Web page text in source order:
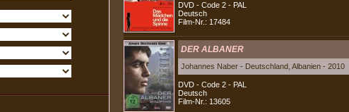
DVD - Code 2 - PAL
Deutsch
Film-Nr.: 17484
DER ALBANER
Johannes Naber - Deutschland, Albanien - 2010
DVD - Code 2 - PAL
Deutsch
Film-Nr.: 13605